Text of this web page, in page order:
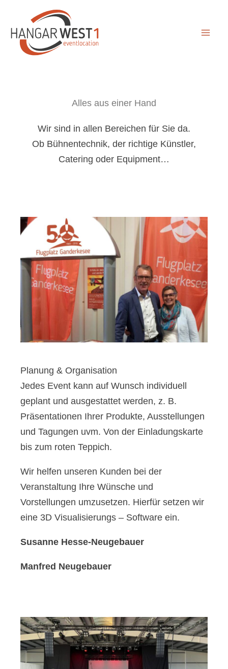
springen
Alles aus einer Hand
Wir sind in allen Bereichen für Sie da.
Ob Bühnentechnik, der richtige Künstler,
Catering oder Equipment…
Planung & Organisation
Jedes Event kann auf Wunsch individuell
geplant und ausgestattet werden, z. B.
Präsentationen Ihrer Produkte, Ausstellungen
und Tagungen uvm. Von der Einladungskarte
bis zum roten Teppich.
Wir helfen unseren Kunden bei der
Veranstaltung Ihre Wünsche und
Vorstellungen umzusetzen. Hierfür setzen wir
eine 3D Visualisierungs – Software ein.
Susanne Hesse-Neugebauer
Manfred Neugebauer